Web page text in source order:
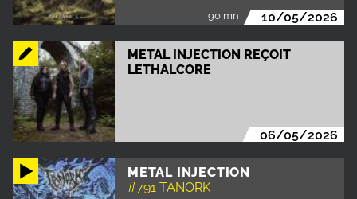
90 mn 10/05/2026
METAL INJECTION REÇOIT
LETHALCORE
06/05/2026
METAL INJECTION
#791 TANORK